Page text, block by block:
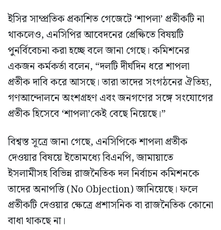
ইসির সাম্প্রতিক প্রকাশিত গেজেটে ‘শাপলা’ প্রতীকটি না
থাকলেও, এনসিপির আবেদনের প্রেক্ষিতে বিষয়টি
পুনর্বিবেচনা করা হচ্ছে বলে জানা গেছে। কমিশনের
একজন কর্মকর্তা বলেন, “দলটি দীর্ঘদিন ধরে শাপলা
প্রতীক দাবি করে আসছে। তারা তাদের সংগঠনের ঐতিহ্য,
গণআন্দোলনে অংশগ্রহণ এবং জনগণের সঙ্গে সংযোগের
প্রতীক হিসেবে ‘শাপলা’কেই বেছে নিয়েছে।”
বিশ্বস্ত সূত্রে জানা গেছে, এনসিপিকে শাপলা প্রতীক
দেওয়ার বিষয়ে ইতোমধ্যে বিএনপি, জামায়াতে
ইসলামীসহ বিভিন্ন রাজনৈতিক দল নির্বাচন কমিশনকে
তাদের অনাপত্তি (No Objection) জানিয়েছে। ফলে
প্রতীকটি দেওয়ার ক্ষেত্রে প্রশাসনিক বা রাজনৈতিক কোনো
বাধা থাকছে না।